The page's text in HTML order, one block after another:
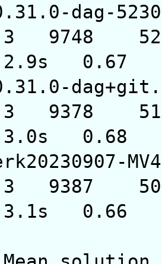
9748
0.67
9378
0.68
9387
0.66